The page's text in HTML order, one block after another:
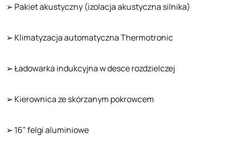
➢ Pakiet akustyczny (izolacja akustyczna silnika)
➢ Klimatyzacja automatyczna Thermotronic
➢ Ładowarka indukcyjna w desce rozdzielczej
➢ Kierownica ze skórzanym pokrowcem
➢ 16” felgi aluminiowe